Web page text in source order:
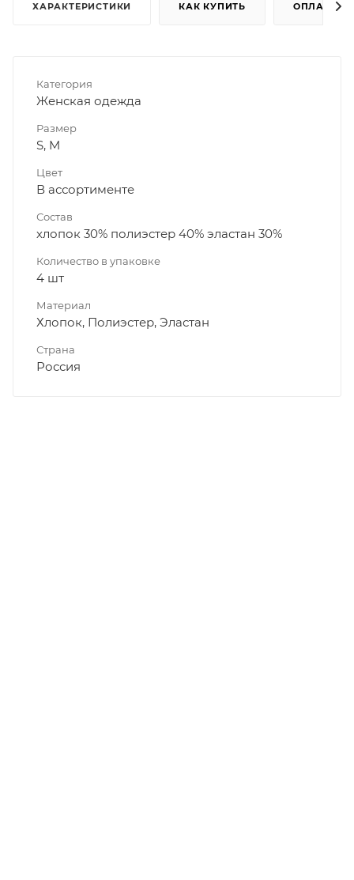
ХАРАКТЕРИСТИКИ КАК КУПИТЬ ОПЛАТА
Категория
Женская одежда
Размер
S, M
Цвет
В ассортименте
Состав
хлопок 30% полиэстер 40% эластан 30%
Количество в упаковке
4 шт
Материал
Хлопок, Полиэстер, Эластан
Страна
Россия